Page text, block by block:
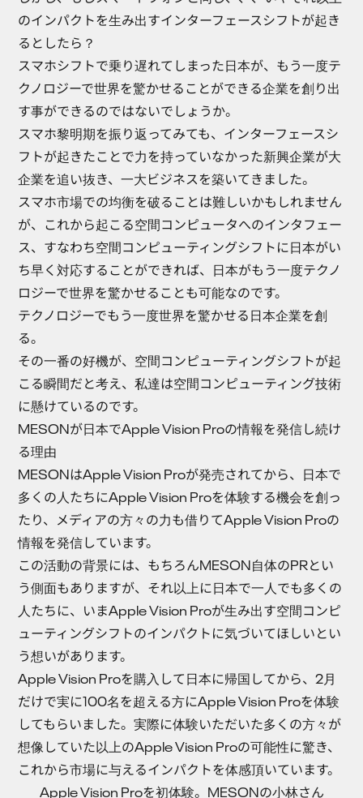
のインパクトを生み出すインターフェースシフトが起き
るとしたら？
スマホシフトで乗り遅れてしまった日本が、もう一度テ
クノロジーで世界を驚かせることができる企業を創り出
す事ができるのではないでしょうか。
スマホ黎明期を振り返ってみても、インターフェースシ
フトが起きたことで力を持っていなかった新興企業が大
企業を追い抜き、一大ビジネスを築いてきました。
スマホ市場での均衡を破ることは難しいかもしれません
が、これから起こる空間コンピュータへのインタフェー
ス、すなわち空間コンピューティングシフトに日本がい
ち早く対応することができれば、日本がもう一度テクノ
ロジーで世界を驚かせることも可能なのです。
テクノロジーでもう一度世界を驚かせる日本企業を創
る。
その一番の好機が、空間コンピューティングシフトが起
こる瞬間だと考え、私達は空間コンピューティング技術
に懸けているのです。
MESONが日本でApple Vision Proの情報を発信し続け
る理由
MESONはApple Vision Proが発売されてから、日本で
多くの人たちにApple Vision Proを体験する機会を創っ
たり、メディアの方々の力も借りてApple Vision Proの
情報を発信しています。
この活動の背景には、もちろんMESON自体のPRとい
う側面もありますが、それ以上に日本で一人でも多くの
人たちに、いまApple Vision Proが生み出す空間コンピ
ューティングシフトのインパクトに気づいてほしいとい
う想いがあります。
Apple Vision Proを購入して日本に帰国してから、2月
だけで実に100名を超える方にApple Vision Proを体験
してもらいました。実際に体験いただいた多くの方々が
想像していた以上のApple Vision Proの可能性に驚き、
これから市場に与えるインパクトを体感頂いています。
Apple Vision Proを初体験。MESONの小林さん